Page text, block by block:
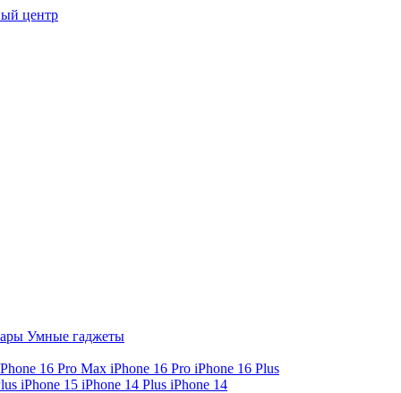
центр
Умные гаджеты
16 Pro Max iPhone 16 Pro iPhone 16 Plus
iPhone 15 iPhone 14 Plus iPhone 14